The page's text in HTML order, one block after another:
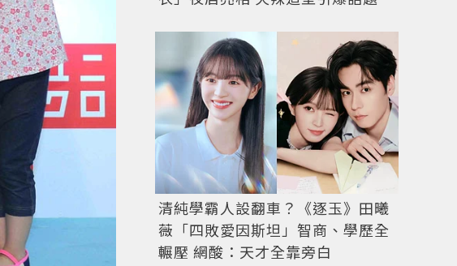
清純學霸人設翻車？《逐玉》田曦
薇「四敗愛因斯坦」智商、學歷全
輾壓 網酸：天才全靠旁白